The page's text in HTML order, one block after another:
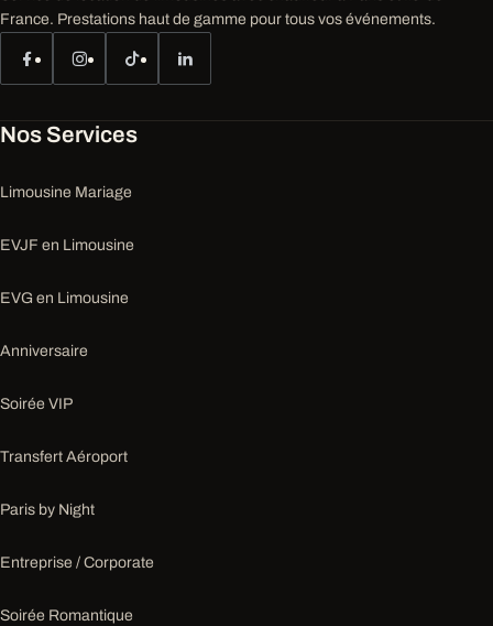
France. Prestations haut de gamme pour tous vos événements.
Nos Services
Limousine Mariage
EVJF en Limousine
EVG en Limousine
Anniversaire
Soirée VIP
Transfert Aéroport
Paris by Night
Entreprise / Corporate
Soirée Romantique